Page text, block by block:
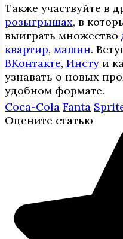
Также участвуйте в
розыгрышах, в
выиграть множество
квартир, машин.
ВКонтакте, Инcтy и
узнавать о новых
удобном формате.
Coca-Cola Fanta
Оцените статью